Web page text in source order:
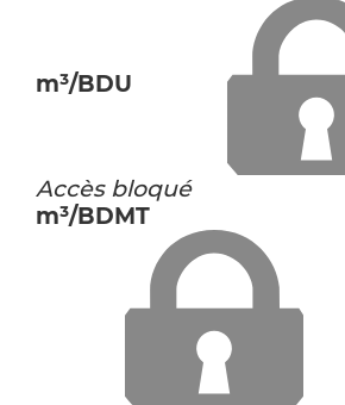
m³/BDU
Accès bloqué
m³/BDMT